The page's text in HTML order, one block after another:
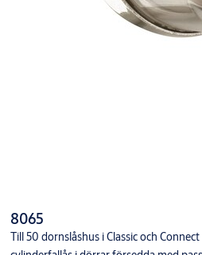
8065
Till 50 dornslåshus i Classic och